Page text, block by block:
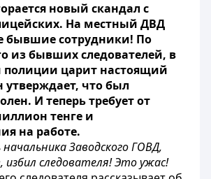
новый скандал с
На местный ДВД
бывшие сотрудники! По
из бывших следователей, в
полиции царит настоящий
утверждает, что был
И теперь требует от
тенге и
на работе.
Заводского ГОВД,
следователя! Это ужас!